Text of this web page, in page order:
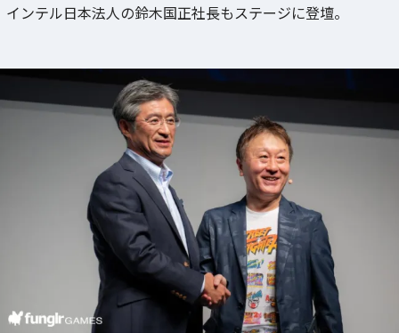
インテル日本法人の鈴木国正社長もステージに登壇。